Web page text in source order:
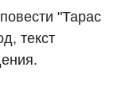
"Тарас
текст